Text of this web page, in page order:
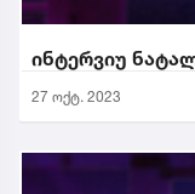
ინტერვიუ
27 ოქტ. 2023